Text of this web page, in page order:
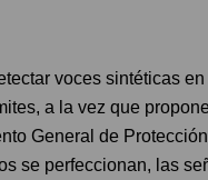
voces sintéticas
a la vez que
General de
se perfeccionan, las